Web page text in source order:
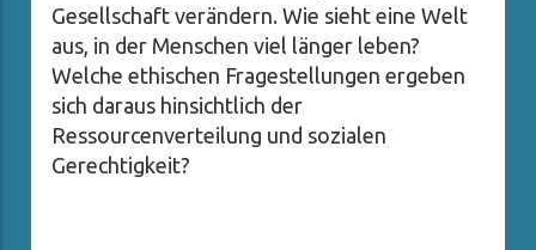
Gesellschaft verändern. Wie sieht eine Welt
aus, in der Menschen viel länger leben?
Welche ethischen Fragestellungen ergeben
sich daraus hinsichtlich der
Ressourcenverteilung und sozialen
Gerechtigkeit?